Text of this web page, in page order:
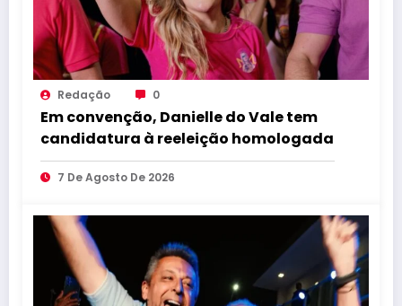
Redação 0
Em convenção, Danielle do Vale tem
candidatura à reeleição homologada
7 De Agosto De 2026